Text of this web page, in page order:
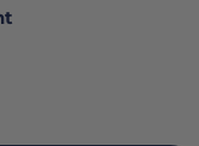
cliquez